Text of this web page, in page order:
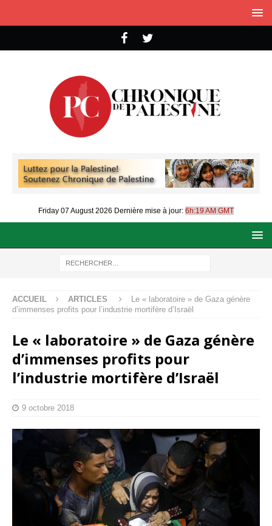
Friday 07 August 2026 Dernière mise à jour: 6h:19 AM GMT
ACCUEIL ARTICLES
Le « laboratoire » de Gaza génère
d’immenses profits pour l’industrie mortifère d’Israël
Le « laboratoire » de Gaza génère
d’immenses profits pour
l’industrie mortifère d’Israël
9 octobre 2018